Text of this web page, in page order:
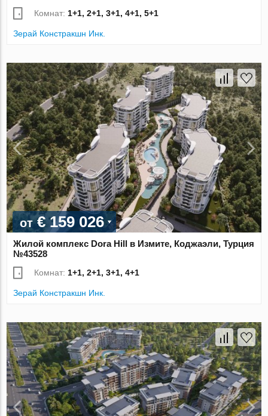
Комнат: 1+1, 2+1, 3+1, 4+1, 5+1
Зерай Констракшн Инк.
от€ 159 026
Жилой комплекс Dora Hill в Измите, Коджаэли, Турция
№43528
Комнат: 1+1, 2+1, 3+1, 4+1
Зерай Констракшн Инк.